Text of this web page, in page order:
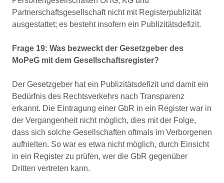
Partnerschaftsgesellschaft nicht mit Registerpublizität
ausgestattet; es besteht insofern ein Publizitätsdefizit.
Frage 19: Was bezweckt der Gesetzgeber des
MoPeG mit dem Gesellschaftsregister?
Der Gesetzgeber hat ein Publizitätsdefizit und damit ein
Bedürfnis des Rechtsverkehrs nach Transparenz
erkannt. Die Eintragung einer GbR in ein Register war in
der Vergangenheit nicht möglich, dies mit der Folge,
dass sich solche Gesellschaften oftmals im Verborgenen
aufhielten. So war es etwa nicht möglich, durch Einsicht
in ein Register zu prüfen, wer die GbR gegenüber
Dritten vertreten kann.